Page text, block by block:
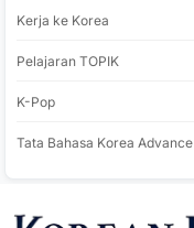
Kerja ke Korea
Pelajaran TOPIK
K-Pop
Tata Bahasa Korea Advance